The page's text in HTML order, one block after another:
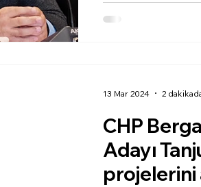
CHP
Adayı
projelerini
13 Mar 2024 2